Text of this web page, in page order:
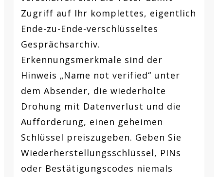
Zugriff auf Ihr komplettes, eigentlich
Ende-zu-Ende-verschlüsseltes
Gesprächsarchiv.
Erkennungsmerkmale sind der
Hinweis „Name not verified“ unter
dem Absender, die wiederholte
Drohung mit Datenverlust und die
Aufforderung, einen geheimen
Schlüssel preiszugeben. Geben Sie
Wiederherstellungsschlüssel, PINs
oder Bestätigungscodes niemals